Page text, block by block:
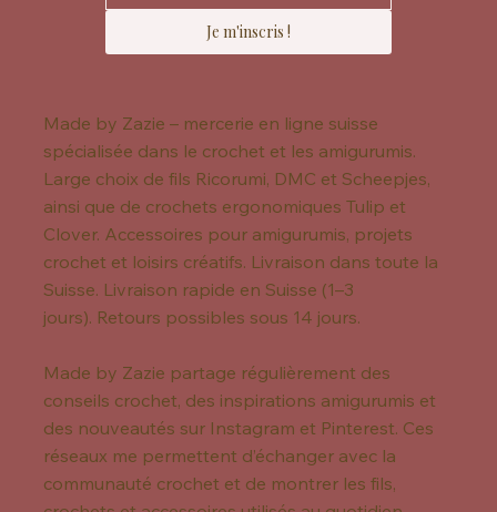
Je m'inscris !
Made by Zazie – mercerie en ligne suisse
spécialisée dans le crochet et les amigurumis.
Large choix de fils Ricorumi, DMC et Scheepjes,
ainsi que de crochets ergonomiques Tulip et
Clover. Accessoires pour amigurumis, projets
crochet et loisirs créatifs. Livraison dans toute la
Suisse. Livraison rapide en Suisse (1–3
jours). Retours possibles sous 14 jours.
Made by Zazie partage régulièrement des
conseils crochet, des inspirations amigurumis et
des nouveautés sur Instagram et Pinterest. Ces
réseaux me permettent d’échanger avec la
communauté crochet et de montrer les fils,